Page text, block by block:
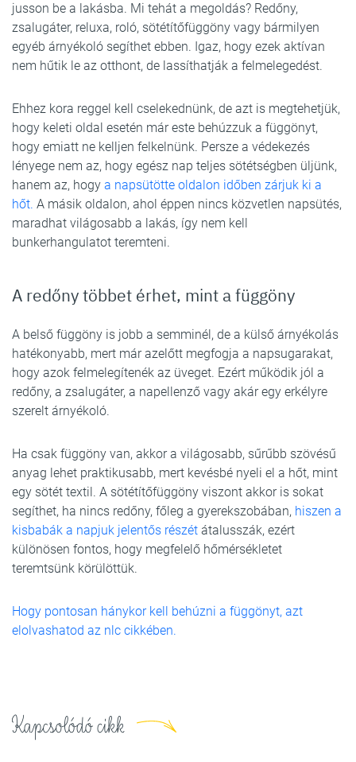
jusson be a lakásba. Mi tehát a megoldás? Redőny,
zsalugáter, reluxa, roló, sötétítőfüggöny vagy bármilyen
egyéb árnyékoló segíthet ebben. Igaz, hogy ezek aktívan
nem hűtik le az otthont, de lassíthatják a felmelegedést.
Ehhez kora reggel kell cselekednünk, de azt is megtehetjük,
hogy keleti oldal esetén már este behúzzuk a függönyt,
hogy emiatt ne kelljen felkelnünk. Persze a védekezés
lényege nem az, hogy egész nap teljes sötétségben üljünk,
hanem az, hogy a napsütötte oldalon időben zárjuk ki a
hőt. A másik oldalon, ahol éppen nincs közvetlen napsütés,
maradhat világosabb a lakás, így nem kell
bunkerhangulatot teremteni.
A redőny többet érhet, mint a függöny
A belső függöny is jobb a semminél, de a külső árnyékolás
hatékonyabb, mert már azelőtt megfogja a napsugarakat,
hogy azok felmelegítenék az üveget. Ezért működik jól a
redőny, a zsalugáter, a napellenző vagy akár egy erkélyre
szerelt árnyékoló.
Ha csak függöny van, akkor a világosabb, sűrűbb szövésű
anyag lehet praktikusabb, mert kevésbé nyeli el a hőt, mint
egy sötét textil. A sötétítőfüggöny viszont akkor is sokat
segíthet, ha nincs redőny, főleg a gyerekszobában, hiszen a
kisbabák a napjuk jelentős részét átalusszák, ezért
különösen fontos, hogy megfelelő hőmérsékletet
teremtsünk körülöttük.
Hogy pontosan hánykor kell behúzni a függönyt, azt
elolvashatod az nlc cikkében.
Kapcsolódó cikk